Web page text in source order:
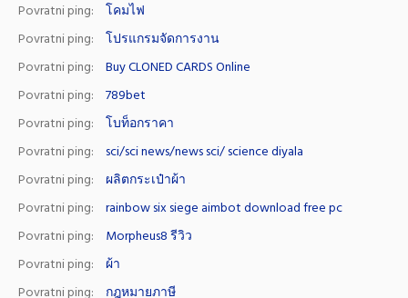
Povratni ping:
โคมไฟ
Povratni ping:
โปรแกรมจัดการงาน
Povratni ping:
Buy CLONED CARDS Online
Povratni ping:
789bet
Povratni ping:
โบท็อกราคา
Povratni ping:
sci/sci news/news sci/ science diyala
Povratni ping:
ผลิตกระเป๋าผ้า
Povratni ping:
rainbow six siege aimbot download free pc
Povratni ping:
Morpheus8 รีวิว
Povratni ping:
ผ้า
Povratni ping:
กฎหมายภาษี